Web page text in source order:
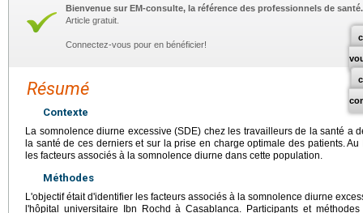
Bienvenue sur EM-consulte, la référence des professionnels de santé.
Article gratuit.
Connectez-vous pour en bénéficier!
Résumé
Contexte
La somnolence diurne excessive (SDE) chez les travailleurs de la santé a
la santé de ces derniers et sur la prise en charge optimale des patients.
les facteurs associés à la somnolence diurne dans cette population.
Méthodes
L'objectif était d'identifier les facteurs associés à la somnolence diurne
l'hôpital universitaire Ibn Rochd à Casablanca. Participants et